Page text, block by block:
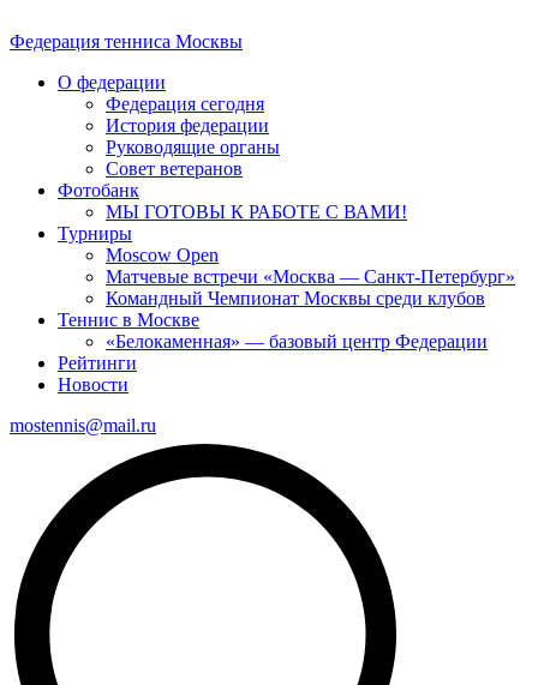
Федерация тенниса Москвы
О федерации
Федерация сегодня
История федерации
Руководящие органы
Совет ветеранов
Фотобанк
МЫ ГОТОВЫ К РАБОТЕ С ВАМИ!
Турниры
Moscow Open
Матчевые встречи «Москва — Санкт-Петербург»
Командный Чемпионат Москвы среди клубов
Теннис в Москве
«Белокаменная» — базовый центр Федерации
Рейтинги
Новости
mostennis@mail.ru